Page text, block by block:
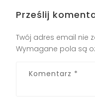
Prześlij
Twój adres email nie
Wymagane pola są